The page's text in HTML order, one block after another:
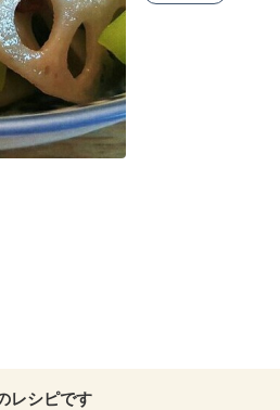
レシピです